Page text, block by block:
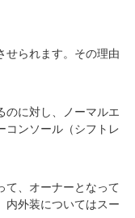
せられます。その理由
のに対し、ノーマルエ
コンソール（シフトレ
て、オーナーとなって
内外装についてはスー